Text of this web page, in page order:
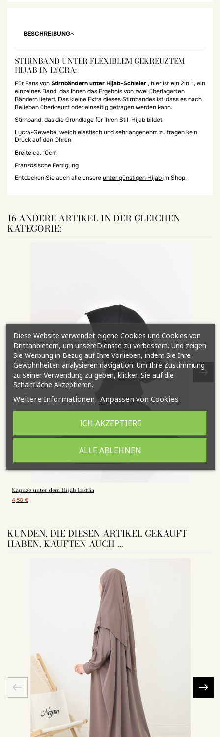
BESCHREIBUNG
STIRNBAND UNTER FLEXIBLEM GEKREUZTEM
HIJAB IN LYCRA:
Für Fans vonStirnbändern unterHijab-Schleier , hier ist ein 2in 1 , ein
einzelnes Band, das Ihnen das Ergebnis von zwei überlagerten
Bändern liefert. Das kleine Extra dieses Stirnbandes ist, dass es nach
Belieben überkreuzt oder einseitig getragen werden kann.
Stirnband, das die Grundlage für Ihren Stil-Hijab bildet
Lycra-Gewebe, weich elastisch und sehr angenehm zu tragen kein
Druck auf den Ohren
Breite ca. 10cm
Französische Fertigung
Entdecken Sie auch alle unsereunter günstigen Hijabim Shop.
16 ANDERE ARTIKEL IN DER GLEICHEN
KATEGORIE:
Kapuze unter dem Hijab Essfâa
4,50 €
KUNDEN, DIE DIESEN ARTIKEL GEKAUFT
HABEN, KAUFTEN AUCH ...
Diese Website verwendet eigene Cookies und Cookies von
Drittanbietern, um unsereDienste zu verbessern. Und zeigen
Sie Werbung in Bezug auf Ihre Vorlieben, indem Sie Ihre
Gewohnheiten analysieren navigation. Um Ihre Zustimmung
zu seiner Verwendung zu geben, klicken Sie auf die
Schaltfläche Akzeptieren.
Weitere Informationen Anpassen von Cookies
ALLE ABLEHNEN
ICH AKZEPTIERE